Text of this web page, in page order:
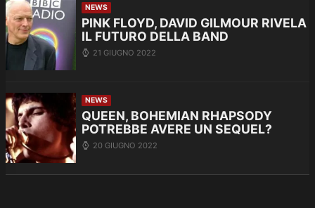
NEWS
PINK FLOYD, DAVID GILMOUR RIVELA
IL FUTURO DELLA BAND
21 GIUGNO 2022
NEWS
QUEEN, BOHEMIAN RHAPSODY
POTREBBE AVERE UN SEQUEL?
20 GIUGNO 2022